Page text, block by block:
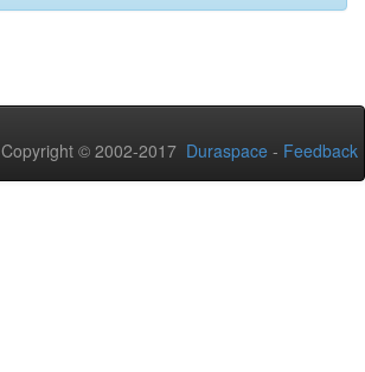
Copyright © 2002-2017 Duraspace - Feedback